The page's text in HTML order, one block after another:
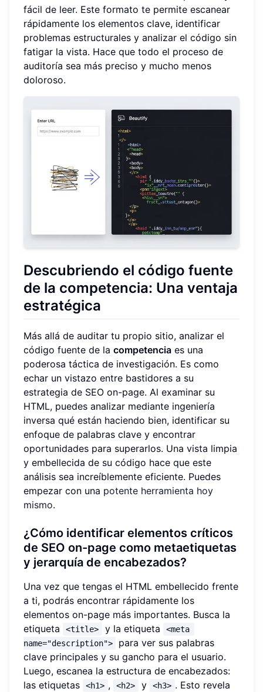
fácil de leer. Este formato te permite escanear
rápidamente los elementos clave, identificar
problemas estructurales y analizar el código sin
fatigar la vista. Hace que todo el proceso de
auditoría sea más preciso y mucho menos
doloroso.
Descubriendo el código fuente
de la competencia: Una ventaja
estratégica
Más allá de auditar tu propio sitio, analizar el
código fuente de la competencia es una
poderosa táctica de investigación. Es como
echar un vistazo entre bastidores a su
estrategia de SEO on-page. Al examinar su
HTML, puedes analizar mediante ingeniería
inversa qué están haciendo bien, identificar su
enfoque de palabras clave y encontrar
oportunidades para superarlos. Una vista limpia
y embellecida de su código hace que este
análisis sea increíblemente eficiente. Puedes
empezar con una potente herramienta hoy
mismo.
¿Cómo identificar elementos críticos
de SEO on-page como metaetiquetas
y jerarquía de encabezados?
Una vez que tengas el HTML embellecido frente
a ti, podrás encontrar rápidamente los
elementos on-page más importantes. Busca la
etiqueta
<title> y la etiqueta
<meta
name="description">
para ver sus palabras
clave principales y su gancho para el usuario.
Luego, escanea la estructura de encabezados:
las etiquetas
<h1> , <h2> y <h3> . Esto revela